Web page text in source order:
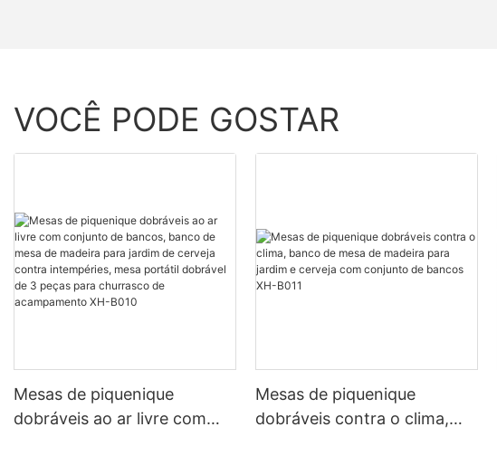
VOCÊ PODE GOSTAR
Mesas de piquenique
dobráveis ​​ao ar livre com
Mesas de piquenique
dobráveis ​​contra o clima,